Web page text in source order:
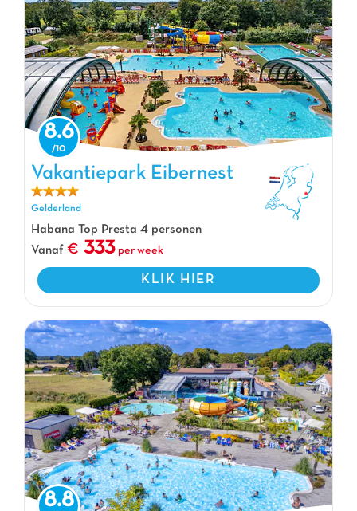
Vakantiepark Eibernest, Vakantiepark Gelderland
8.6
Vakantiepark Eibernest
Gelderland
Habana Top Presta 4 personen
Vanaf
333 per week
KLIK HIER
8.8